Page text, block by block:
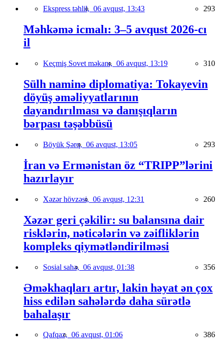
Ekspress təhlil, 06 avqust, 13:43 293
Məhkəmə icmalı: 3–5 avqust 2026-cı
il
Keçmiş Sovet məkanı, 06 avqust, 13:19 310
Sülh naminə diplomatiya: Tokayevin
döyüş əməliyyatlarının
dayandırılması və danışıqların
bərpası təşəbbüsü
Böyük Şərq, 06 avqust, 13:05 293
İran və Ermənistan öz “TRIPP”lərini
hazırlayır
Xəzər hövzəsi, 06 avqust, 12:31 260
Xəzər geri çəkilir: su balansına dair
risklərin, nəticələrin və zəifliklərin
kompleks qiymətləndirilməsi
Sosial sahə, 06 avqust, 01:38 356
Əməkhaqları artır, lakin həyat ən çox
hiss edilən sahələrdə daha sürətlə
bahalaşır
Qafqaz, 06 avqust, 01:06 386